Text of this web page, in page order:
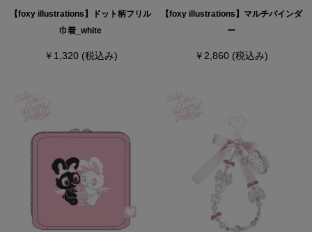
【foxy illustrations】ドット柄フリル
巾着_white
￥1,320 (税込み)
【foxy illustrations】マルチバインダ
ー
￥2,860 (税込み)